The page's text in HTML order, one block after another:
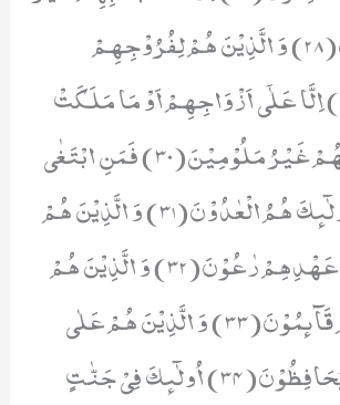
مَاْمُوْنٍ(28) وَ الَّذِیْنَ هُمْ لِفُرُوْجِهِمْ
حٰفِظُوْنَ(29) اِلَّا عَلٰۤى اَزْوَاجِهِمْ اَوْ مَا مَلَكَتْ
اَیْمَانُهُمْ فَاِنَّهُمْ غَیْرُ مَلُوْمِیْنَ(30) فَمَنِ ابْتَغٰى
وَرَآءَ ذٰلِكَ فَاُولٰٓىٕكَ هُمُ الْعٰدُوْنَ(31) وَ الَّذِیْنَ هُمْ
لِاَمٰنٰتِهِمْ وَ عَهْدِهِمْ رٰعُوْنَ(32) وَ الَّذِیْنَ هُمْ
بِشَهٰدٰتِهِمْ قَآىٕمُوْنَ(33) وَ الَّذِیْنَ هُمْ عَلٰى
صَلَاتِهِمْ یُحَافِظُوْنَ(34) اُولٰٓىٕكَ فِیْ جَنّٰتٍ